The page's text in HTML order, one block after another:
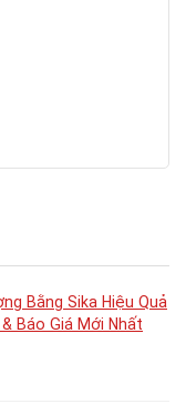
Bằng Sika Hiệu Quả
Báo Giá Mới Nhất